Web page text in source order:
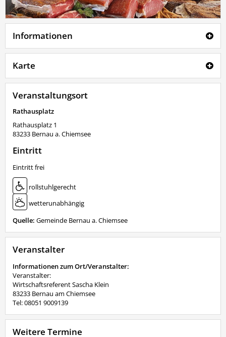
Informationen
Karte
Veranstaltungsort
Rathausplatz
Rathausplatz 1
83233 Bernau a. Chiemsee
Eintritt
Eintritt frei
rollstuhlgerecht
wetterunabhängig
Quelle: Gemeinde Bernau a. Chiemsee
Veranstalter
Informationen zum Ort/Veranstalter:
Veranstalter:
Wirtschaftsreferent Sascha Klein
83233 Bernau am Chiemsee
Tel: 08051 9009139
Weitere Termine